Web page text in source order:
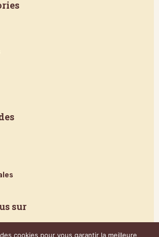
sur
cookies pour vous garantir la meilleure